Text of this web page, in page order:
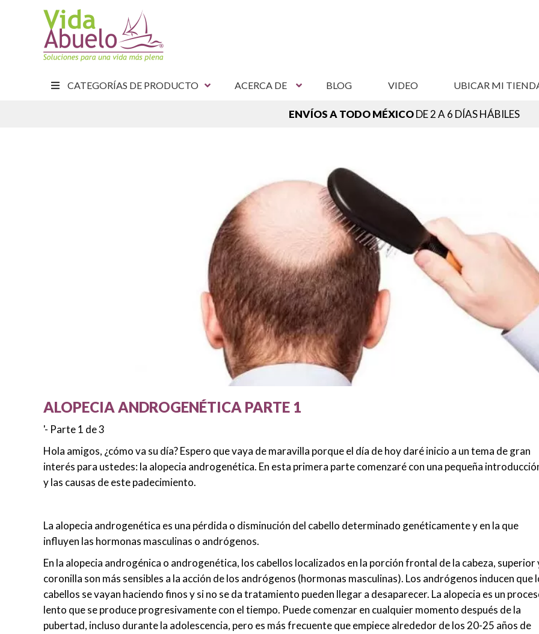
CATEGORÍAS DE PRODUCTO ACERCA DE BLOG VIDEO UBICAR MI
ENVÍOS A TODO MÉXICODE 2 A 6 DÍAS HÁBILES
ALOPECIA ANDROGENÉTICA PARTE 1
'- Parte 1 de 3
Hola amigos, ¿cómo va su día? Espero que vaya de maravilla porque el día de hoy daré inicio a un tema de gran
interés para ustedes: la alopecia androgenética. En esta primera parte comenzaré con una pequeña
y las causas de este padecimiento.
La alopecia androgenética es una pérdida o disminución del cabello determinado genéticamente y en la que
influyen las hormonas masculinas o andrógenos.
En la alopecia androgénica o androgenética, los cabellos localizados en la porción frontal de la cabeza, superior
coronilla son más sensibles a la acción de los andrógenos (hormonas masculinas). Los andrógenos inducen que
cabellos se vayan haciendo finos y si no se da tratamiento pueden llegar a desaparecer. La alopecia es un
lento que se produce progresivamente con el tiempo. Puede comenzar en cualquier momento después de la
pubertad, incluso durante la adolescencia, pero es más frecuente que empiece alrededor de los 20-25 años de